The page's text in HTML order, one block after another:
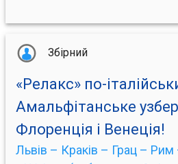
Збірний
«Релакс» по-
Амальфітанське
Флоренція і Венеція!
Львів – Краків – Грац – Рим